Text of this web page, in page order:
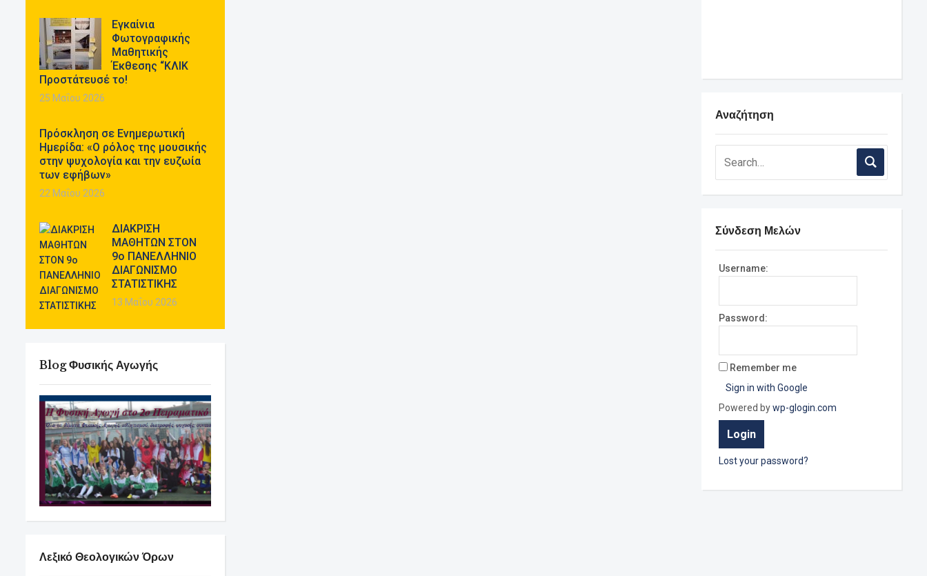
Εγκαίνια
Φωτογραφικής
Μαθητικής
Έκθεσης “ΚΛΙΚ
Προστάτευσέ το!
25 Μαΐου 2026
Πρόσκληση σε Ενημερωτική
Ημερίδα: «Ο ρόλος της μουσικής
στην ψυχολογία και την ευζωία
των εφήβων»
22 Μαΐου 2026
ΔΙΑΚΡΙΣΗ
ΜΑΘΗΤΩΝ ΣΤΟΝ
9ο ΠΑΝΕΛΛΗΝΙΟ
ΔΙΑΓΩΝΙΣΜΟ
ΣΤΑΤΙΣΤΙΚΗΣ
13 Μαΐου 2026
Blog Φυσικής Αγωγής
Λεξικό Θεολογικών Όρων
Αναζήτηση
Σύνδεση Μελών
Username:
Password:
Remember me
Sign in with Google
Powered bywp-glogin.com
Lost your password?